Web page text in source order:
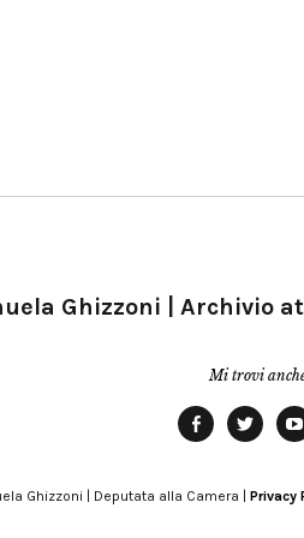
Ghizzoni | Archivio
Mi trovi
Ghizzoni | Deputata alla Camera | Privacy